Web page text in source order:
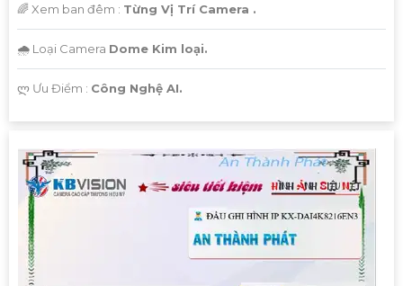
🌈 Xem ban đêm : Từng Vị Trí Camera .
🌧️ Loại Camera Dome Kim loại.
️ლ Ưu Điểm : Công Nghệ AI.